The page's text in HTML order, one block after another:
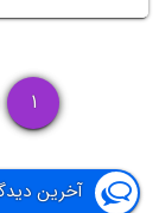
۱
آخرین